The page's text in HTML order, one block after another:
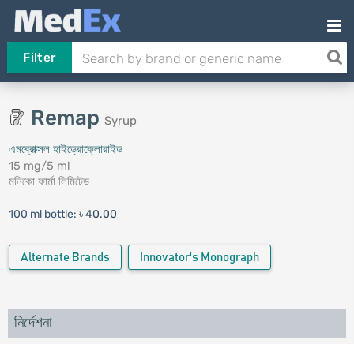
Filter
Remap Syrup
এমব্রোক্সল হাইড্রোক্লোরাইড
15 mg/5 ml
মনিকো ফার্মা লিমিটেড
100 ml bottle: ৳ 40.00
Alternate Brands Innovator's Monograph
নির্দেশনা